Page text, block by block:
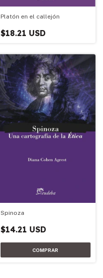
Platón en el callejón
$18.21 USD
Spinoza
$14.21 USD